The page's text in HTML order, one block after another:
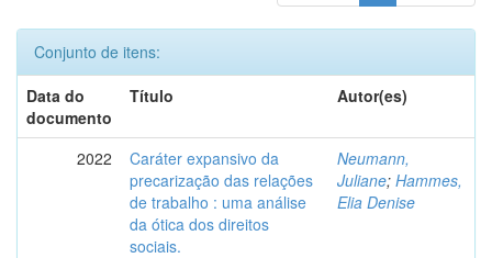
Conjunto de itens:
Data do
documento
Título Autor(es)
2022
Caráter expansivo da
precarização das relações
de trabalho : uma análise
da ótica dos direitos
sociais.
Neumann,
Juliane; Hammes,
Elia Denise